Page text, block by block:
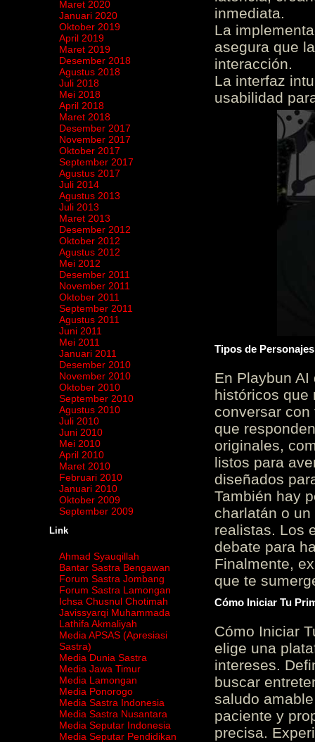
Maret 2020
Januari 2020
Oktober 2019
April 2019
Maret 2019
Desember 2018
Agustus 2018
Juli 2018
Mei 2018
April 2018
Maret 2018
Desember 2017
November 2017
Oktober 2017
September 2017
Agustus 2017
Juli 2014
Agustus 2013
Juli 2013
Maret 2013
Desember 2012
Oktober 2012
Agustus 2012
Mei 2012
Desember 2011
November 2011
Oktober 2011
September 2011
Agustus 2011
Juni 2011
Mei 2011
Januari 2011
Desember 2010
November 2010
Oktober 2010
September 2010
Agustus 2010
Juli 2010
Juni 2010
Mei 2010
April 2010
Maret 2010
Februari 2010
Januari 2010
Oktober 2009
September 2009
Link
Ahmad Syauqillah
Bantar Sastra Bengawan
Forum Sastra Jombang
Forum Sastra Lamongan
Ichsa Chusnul Chotimah
Javissyarqi Muhammada
Lathifa Akmaliyah
Media APSAS (Apresiasi
Sastra)
Media Dunia Sastra
Media Jawa Timur
Media Lamongan
Media Ponorogo
Media Sastra Indonesia
Media Sastra Nusantara
Media Seputar Indonesia
Media Seputar Pendidikan
inmediata.
La
asegura que
interacción.
La interfaz
usabilidad
Tipos de
En Playbun
históricos que
conversar
que
originales,
listos para
diseñados
También hay
charlatán o
realistas. Los
debate para
Finalmente,
que te
Cómo Iniciar Tu
Cómo Iniciar
elige una
intereses.
buscar
saludo
paciente y
precisa.